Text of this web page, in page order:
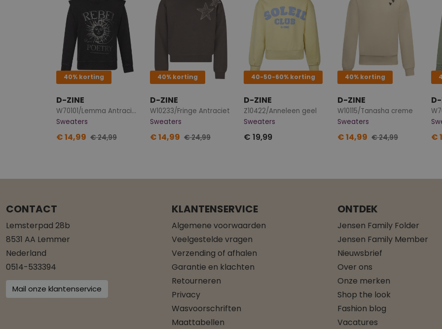
40% korting
D-ZINE
W70101/Lemma Antraciet
Sweaters
€ 14,99 € 24,99
40% korting
D-ZINE
W10233/Fringe Antraciet
Sweaters
€ 14,99 € 24,99
40-50-60% korting
D-ZINE
Z10422/Anneleen geel
Sweaters
€ 19,99
40% korting
D-ZINE
W10115/Tanasha creme
Sweaters
€ 14,99 € 24,99 €
CONTACT
Lemsterpad 28b
8531 AA Lemmer
Nederland
0514-533394
Mail onze klantenservice
KLANTENSERVICE
Algemene voorwaarden
Veelgestelde vragen
Verzending of afhalen
Garantie en klachten
Retourneren
Privacy
Wasvoorschriften
Maattabellen
ONTDEK
Jensen Family Folder
Jensen Family Member
Nieuwsbrief
Over ons
Onze merken
Shop the look
Fashion blog
Vacatures